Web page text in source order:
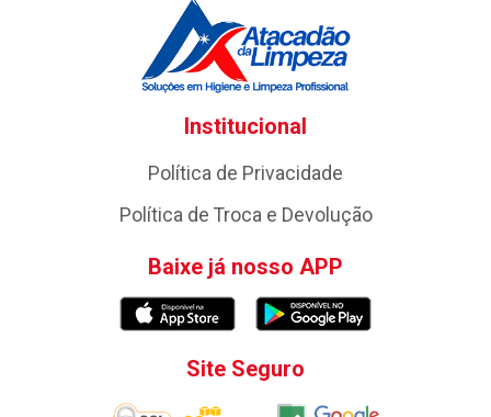
Institucional
Política de Privacidade
Política de Troca e Devolução
Baixe já nosso APP
Site Seguro